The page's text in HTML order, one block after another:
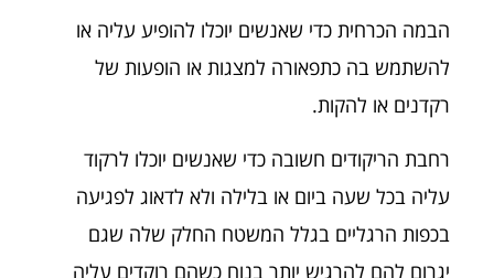
הבמה הכרחית כדי שאנשים יוכלו להופיע עליה או
להשתמש בה כתפאורה למצגות או הופעות של
רקדנים או להקות.
רחבת הריקודים חשובה כדי שאנשים יוכלו לרקוד
עליה בכל שעה ביום או בלילה ולא לדאוג לפגיעה
בכפות הרגליים בגלל המשטח החלק שלה שגם
יגרום להם להרגיש יותר בנוח כשהם רוקדים עליה